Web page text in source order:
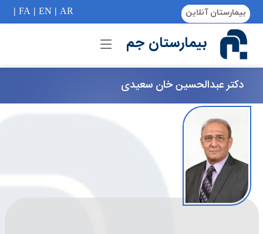
FA| EN | AR
| بیمارستان آنلاین
if (Model != null) {
بیمارستان جم
دکتر عبدالحسین خان سعیدی